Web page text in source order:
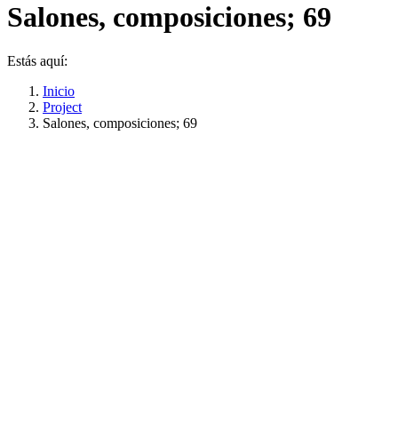
Salones, composiciones; 69
Estás aquí:
Inicio
Project
Salones, composiciones; 69